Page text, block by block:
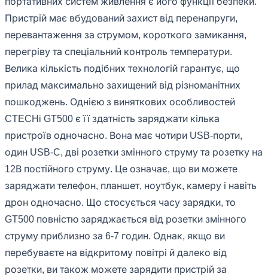
Пристрій має вбудований захист від перенапруги,
перевантаження за струмом, короткого замикання,
перегріву та спеціальний контроль температури.
Велика кількість подібних технологій гарантує, що
прилад максимально захищений від різноманітних
пошкоджень. Однією з виняткових особливостей
CTECHi GT500 є її здатність заряджати кілька
пристроїв одночасно. Вона має чотири USB-порти,
один USB-C, дві розетки змінного струму та розетку на
12В постійного струму. Це означає, що ви можете
заряджати телефон, планшет, ноутбук, камеру і навіть
дрон одночасно. Що стосується часу зарядки, то
GT500 повністю заряджається від розетки змінного
струму приблизно за 6-7 годин. Однак, якщо ви
перебуваєте на відкритому повітрі й далеко від
розетки, ви також можете зарядити пристрій за